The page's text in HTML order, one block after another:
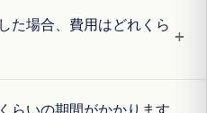
た場合、費用はどれくら
+
らいの期間がかかります